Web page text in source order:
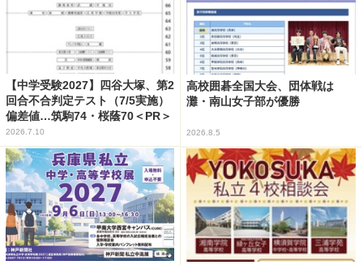
【中学受験2027】四谷大塚、第2
回合不合判定テスト（7/5実施）
偏差値…筑駒74・桜蔭70＜PR＞
2026.7.10
高校囲碁全国大会、団体戦は
灘・南山女子部が優勝
2026.8.5